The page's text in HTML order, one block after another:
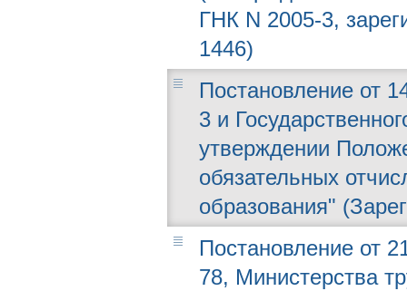
ГНК N 2005-3,
1446)
Постановление от
3 и
утверждении
обязательных
образования"
Постановление от
78, Министерства